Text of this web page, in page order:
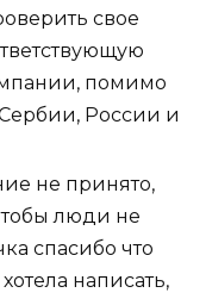
свое
помимо
России и
не принято,
люди не
спасибо что
написать,